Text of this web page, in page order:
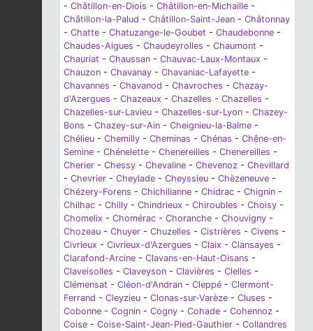
- Châtillon-en-Diois - Châtillon-en-Michaille -
Châtillon-la-Palud - Châtillon-Saint-Jean - Châtonnay
- Chatte - Chatuzange-le-Goubet - Chaudebonne -
Chaudes-Aigues - Chaudeyrolles - Chaumont -
Chauriat - Chaussan - Chauvac-Laux-Montaux -
Chauzon - Chavanay - Chavaniac-Lafayette -
Chavannes - Chavanod - Chavroches - Chazay-
d'Azergues - Chazeaux - Chazelles - Chazelles -
Chazelles-sur-Lavieu - Chazelles-sur-Lyon - Chazey-
Bons - Chazey-sur-Ain - Cheignieu-la-Balme -
Chélieu - Chemilly - Cheminas - Chénas - Chêne-en-
Semine - Chénelette - Chenereilles - Chenereilles -
Cherier - Chessy - Chevaline - Chevenoz - Chevillard
- Chevrier - Cheylade - Cheyssieu - Chèzeneuve -
Chézery-Forens - Chichilianne - Chidrac - Chignin -
Chilhac - Chilly - Chindrieux - Chiroubles - Choisy -
Chomelix - Chomérac - Choranche - Chouvigny -
Chozeau - Chuyer - Chuzelles - Cistrières - Civens -
Civrieux - Civrieux-d'Azergues - Claix - Clansayes -
Clarafond-Arcine - Clavans-en-Haut-Oisans -
Claveisolles - Claveyson - Clavières - Clelles -
Clémensat - Cléon-d'Andran - Cleppé - Clermont-
Ferrand - Cleyzieu - Clonas-sur-Varèze - Cluses -
Cobonne - Cognin - Cogny - Cohade - Cohennoz -
Coise - Coise-Saint-Jean-Pied-Gauthier - Collandres